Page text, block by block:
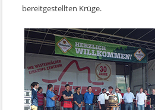
bereitgestellten Krüge.